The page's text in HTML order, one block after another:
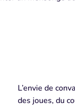
L’envie de
des joues, du